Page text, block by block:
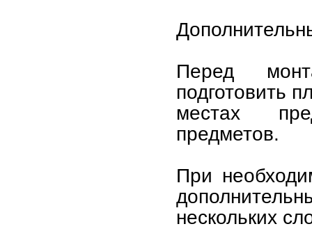
Перед
подготовить
местах
предметов.
При
нескольких